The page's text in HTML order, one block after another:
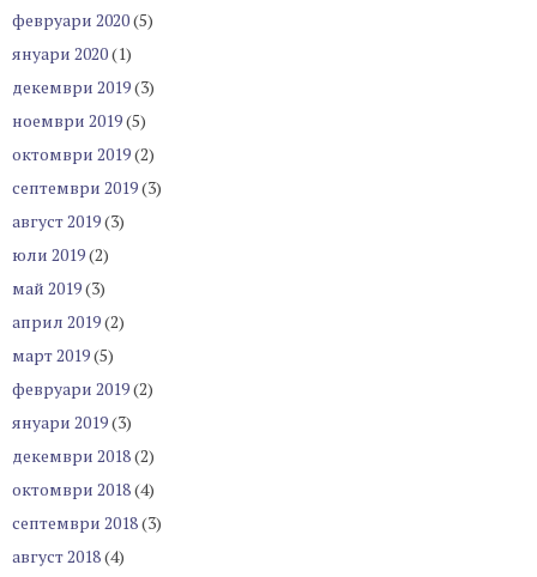
февруари 2020(5)
януари 2020(1)
декември 2019(3)
ноември 2019(5)
октомври 2019(2)
септември 2019(3)
август 2019(3)
юли 2019(2)
май 2019(3)
април 2019(2)
март 2019(5)
февруари 2019(2)
януари 2019(3)
декември 2018(2)
октомври 2018(4)
септември 2018(3)
август 2018(4)